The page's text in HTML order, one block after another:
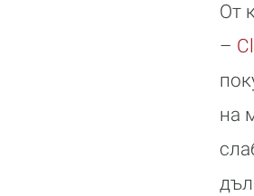
От
–
на